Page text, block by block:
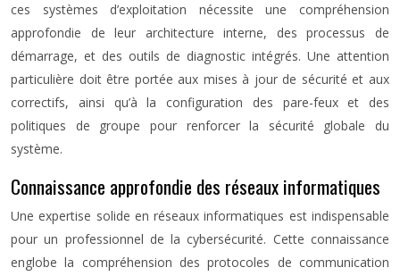
ces systèmes d’exploitation nécessite une compréhension
approfondie de leur architecture interne, des processus de
démarrage, et des outils de diagnostic intégrés. Une attention
particulière doit être portée aux mises à jour de sécurité et aux
correctifs, ainsi qu’à la configuration des pare-feux et des
politiques de groupe pour renforcer la sécurité globale du
système.
Connaissance approfondie des réseaux informatiques
Une expertise solide en réseaux informatiques est indispensable
pour un professionnel de la cybersécurité. Cette connaissance
englobe la compréhension des protocoles de communication